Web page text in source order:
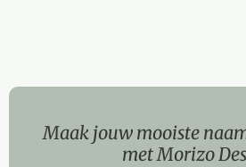
Maak jouw mooiste
met Morizo